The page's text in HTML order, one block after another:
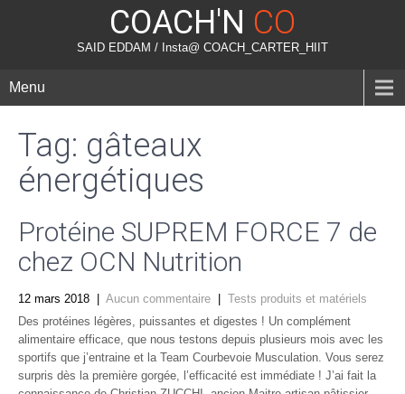
COACH'N CO
SAID EDDAM / Insta@ COACH_CARTER_HIIT
Menu
Tag: gâteaux
énergétiques
Protéine SUPREM FORCE 7 de
chez OCN Nutrition
12 mars 2018 Aucun commentaire
Tests produits et matériels
Des protéines légères, puissantes et digestes ! Un complément
alimentaire efficace, que nous testons depuis plusieurs mois avec les
sportifs que j’entraine et la Team Courbevoie Musculation. Vous serez
surpris dès la première gorgée, l’efficacité est immédiate ! J’ai fait la